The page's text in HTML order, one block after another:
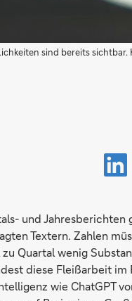
sind bereits
und
Textern. Zahlen
Quartal wenig
diese Fleißarbeit im
wie ChatGPT